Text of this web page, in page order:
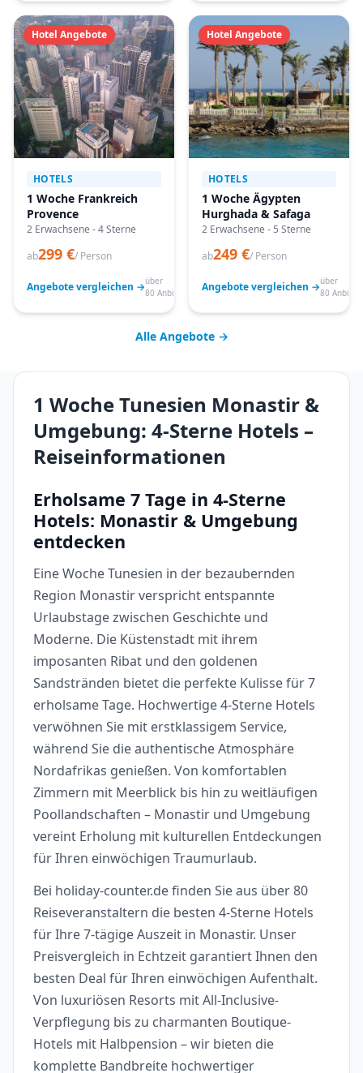
Hotel Angebote
HOTELS
1 Woche Frankreich
Provence
2 Erwachsene - 4 Sterne
ab299 €/ Person
Angebote vergleichen →über
80 Anbieter
Hotel Angebote
HOTELS
1 Woche Ägypten
Hurghada & Safaga
2 Erwachsene - 5 Sterne
ab249 €/ Person
Angebote vergleichen →über
80
Alle Angebote →
1 Woche Tunesien Monastir &
Umgebung: 4-Sterne Hotels –
Reiseinformationen
Erholsame 7 Tage in 4-Sterne
Hotels: Monastir & Umgebung
entdecken
Eine Woche Tunesien in der bezaubernden
Region Monastir verspricht entspannte
Urlaubstage zwischen Geschichte und
Moderne. Die Küstenstadt mit ihrem
imposanten Ribat und den goldenen
Sandstränden bietet die perfekte Kulisse für 7
erholsame Tage. Hochwertige 4-Sterne Hotels
verwöhnen Sie mit erstklassigem Service,
während Sie die authentische Atmosphäre
Nordafrikas genießen. Von komfortablen
Zimmern mit Meerblick bis hin zu weitläufigen
Poollandschaften – Monastir und Umgebung
vereint Erholung mit kulturellen Entdeckungen
für Ihren einwöchigen Traumurlaub.
Bei holiday-counter.de finden Sie aus über 80
Reiseveranstaltern die besten 4-Sterne Hotels
für Ihre 7-tägige Auszeit in Monastir. Unser
Preisvergleich in Echtzeit garantiert Ihnen den
besten Deal für Ihren einwöchigen Aufenthalt.
Von luxuriösen Resorts mit All-Inclusive-
Verpflegung bis zu charmanten Boutique-
Hotels mit Halbpension – wir bieten die
komplette Bandbreite hochwertiger